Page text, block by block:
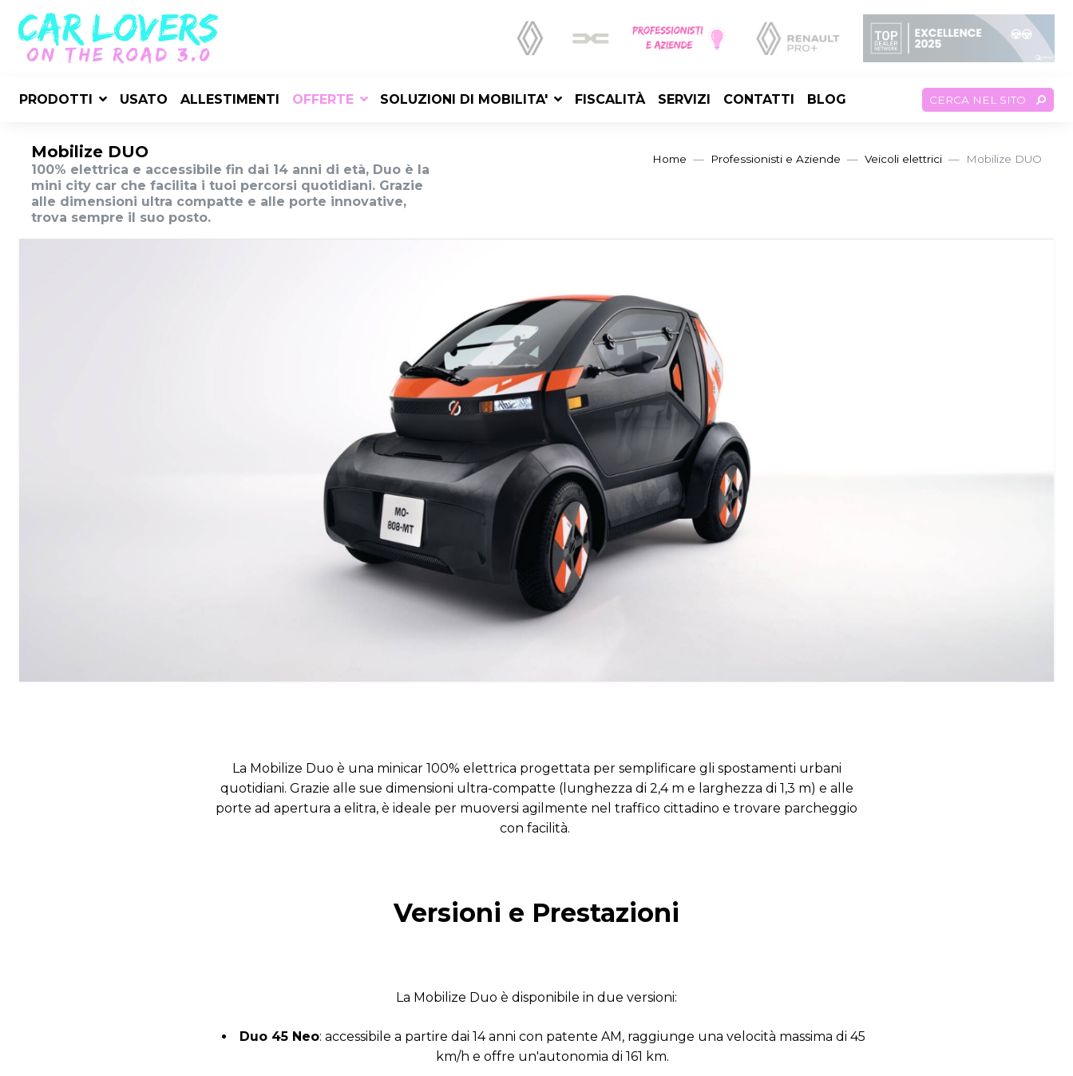
PRODOTTI USATO ALLESTIMENTI OFFERTE SOLUZIONI DI MOBILITA' FISCALITÀ SERVIZI CONTATTI BLOG CERCA NEL SITO
Mobilize DUO
100% elettrica e accessibile fin dai 14 anni di età, Duo è la
mini city car che facilita i tuoi percorsi quotidiani. Grazie
alle dimensioni ultra compatte e alle porte innovative,
trova sempre il suo posto.
Home Professionisti e Aziende Veicoli elettrici Mobilize DUO
La Mobilize Duo è una minicar 100% elettrica progettata per semplificare gli spostamenti urbani
quotidiani. Grazie alle sue dimensioni ultra-compatte (lunghezza di 2,4 m e larghezza di 1,3 m) e alle
porte ad apertura a elitra, è ideale per muoversi agilmente nel traffico cittadino e trovare parcheggio
con facilità.
Versioni e Prestazioni
La Mobilize Duo è disponibile in due versioni:
Duo 45 Neo: accessibile a partire dai 14 anni con patente AM, raggiunge una velocità massima di 45
km/h e offre un'autonomia di 161 km.